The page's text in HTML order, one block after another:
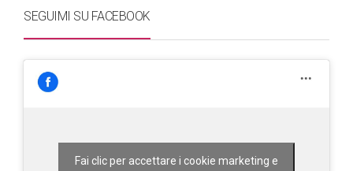
SEGUIMI SU FACEBOOK
Fai clic per accettare i cookie marketing e